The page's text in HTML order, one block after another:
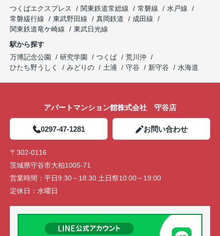
つくばエクスプレス
関東鉄道常総線 常磐線
水戸線
常磐緩行線
東武野田線 真岡鉄道
成田線
関東鉄道竜ケ崎線
東武日光線
駅から探す
万博記念公園
研究学園 つくば
荒川沖
ひたち野うしく
みどりの 土浦 守谷 新守谷 水海道
アパートマンション館株式会社 守谷店
0297-47-1281 お問い合わせ
〒302-0116
茨城県守谷市大柏1005-71
営業時間： 平日9:30～18:30 土日祭10:00～19:00
定休日： 水曜日